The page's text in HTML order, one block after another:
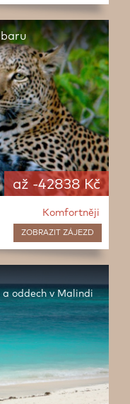
až -42838 Kč
Komfortněji
ZOBRAZIT ZÁJEZD
oddech v Malindi